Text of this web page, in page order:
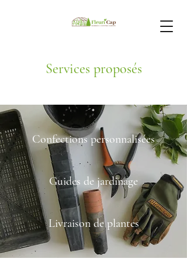
Services proposés
Confections personnalisées
Guides de jardinage
Livraison de plantes